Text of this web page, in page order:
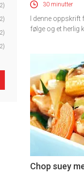
30 minutter
I denne
følge og et herlig
Chop suey